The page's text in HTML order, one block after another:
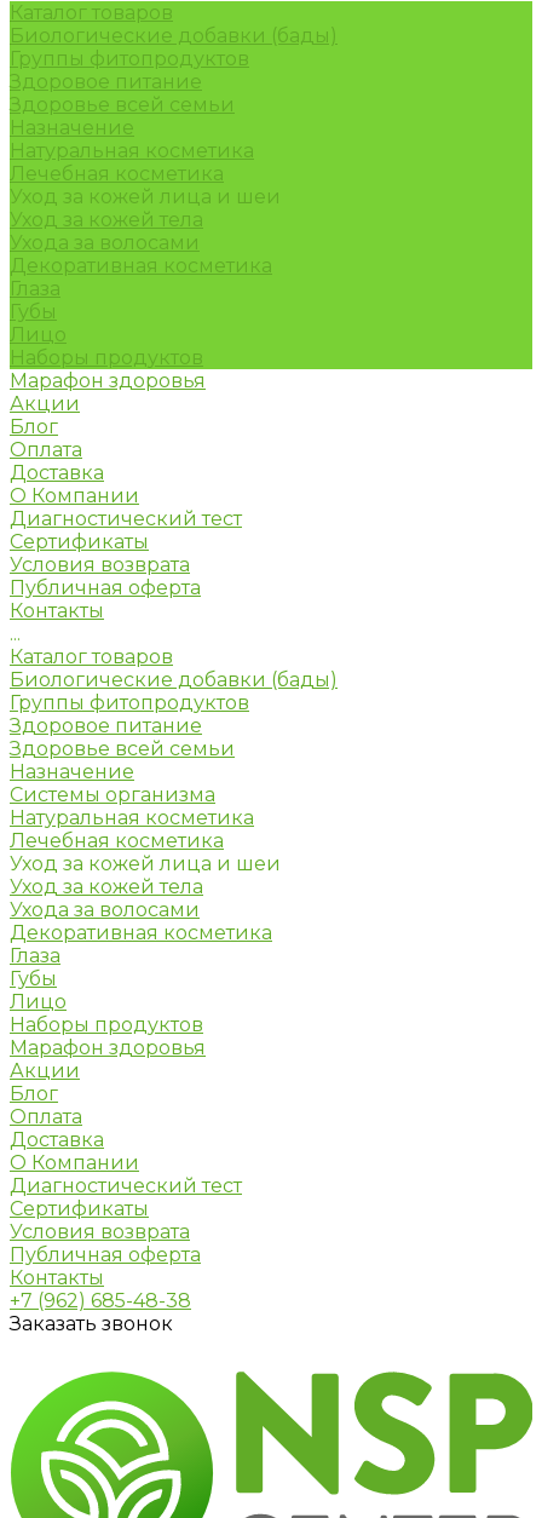
Каталог товаров
Биологические добавки (бады)
Группы фитопродуктов
Здоровое питание
Здоровье всей семьи
Назначение
Натуральная косметика
Лечебная косметика
Уход за кожей лица и шеи
Уход за кожей тела
Ухода за волосами
Декоративная косметика
Глаза
Губы
Лицо
Наборы продуктов
Марафон здоровья
Акции
Блог
Оплата
Доставка
О Компании
Диагностический тест
Сертификаты
Условия возврата
Публичная оферта
Контакты
...
Каталог товаров
Биологические добавки (бады)
Группы фитопродуктов
Здоровое питание
Здоровье всей семьи
Назначение
Системы организма
Натуральная косметика
Лечебная косметика
Уход за кожей лица и шеи
Уход за кожей тела
Ухода за волосами
Декоративная косметика
Глаза
Губы
Лицо
Наборы продуктов
Марафон здоровья
Акции
Блог
Оплата
Доставка
О Компании
Диагностический тест
Сертификаты
Условия возврата
Публичная оферта
Контакты
+7 (962) 685-48-38
Заказать звонок